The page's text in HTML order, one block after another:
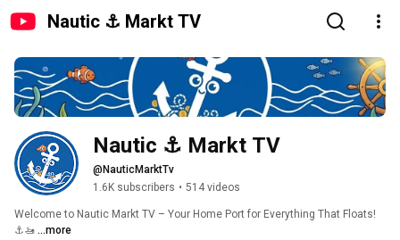
Nautic ⚓ Markt TV
Nautic ⚓ Markt TV
@NauticMarktTv
1.6K subscribers • 514 videos
Welcome to Nautic Markt TV – Your Home Port for Everything That Floats!
⚓️🚤 ...more